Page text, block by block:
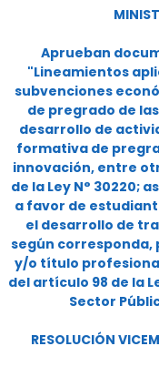
Aprueban
"Lineamientos
subvenciones
de pregrado de
desarrollo de
formativa de
innovación, entre
de la Ley N° 30220;
a favor de
el desarrollo de
según corresponda,
y/o título
del artículo 98 de la
Sector
RESOLUCIÓN